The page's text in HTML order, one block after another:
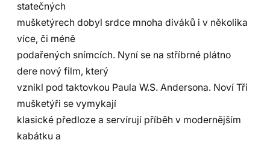
statečných
mušketýrech dobyl srdce mnoha diváků i v několika
více, či méně
podařených snímcích. Nyní se na stříbrné plátno
dere nový film, který
vznikl pod taktovkou Paula W.S. Andersona. Noví Tři
mušketýři se vymykají
klasické předloze a servírují příběh v modernějším
kabátku a